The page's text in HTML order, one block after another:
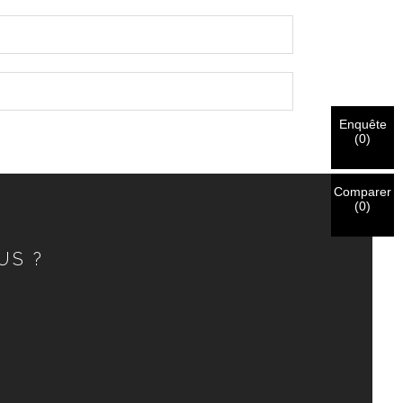
?
Enquête
(0)
Comparer
(0)